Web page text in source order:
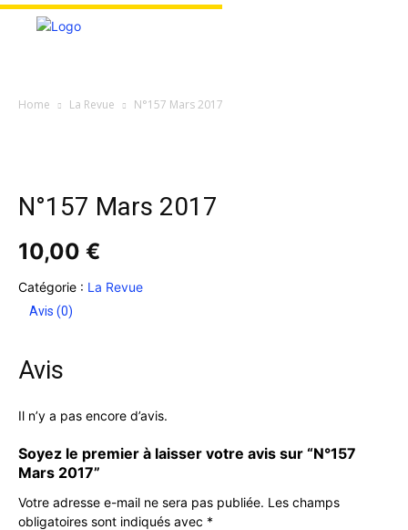
Home La Revue N°157 Mars 2017
N°157 Mars 2017
10,00 €
Catégorie : La Revue
Avis (0)
Avis
Il n’y a pas encore d’avis.
Soyez le premier à laisser votre avis sur “N°157
Mars 2017”
Votre adresse e-mail ne sera pas publiée. Les champs
obligatoires sont indiqués avec *